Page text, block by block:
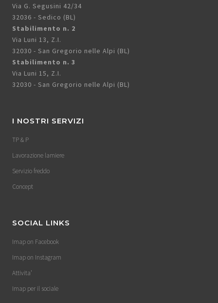
Via G. Segusini 42/34
32036 - Sedico (BL)
Stabilimento n. 2
Via Luni 13, Z.I.
32030 - San Gregorio nelle Alpi (BL)
Stabilimento n. 3
Via Luni 15, Z.I.
32030 - San Gregorio nelle Alpi (BL)
I NOSTRI SERVIZI
TP & P
Lavorazione lamiere
Servizio freddo
Concept
SOCIAL LINKS
Imap on Facebook
Imap on Instagram
Attivita’
Imap per il sociale